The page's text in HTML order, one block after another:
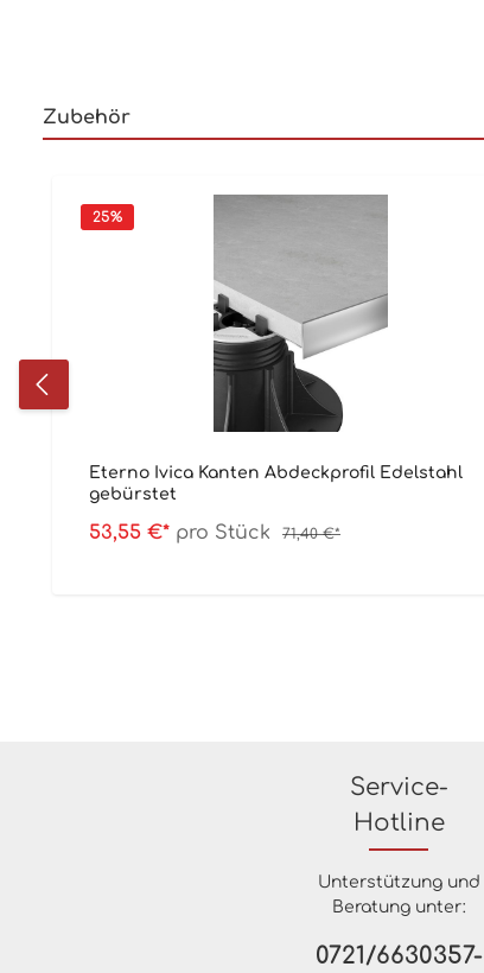
Zubehör
25%
Eterno Ivica Kanten Abdeckprofil Edelstahl
gebürstet
53,55 €* pro Stück 71,40 €*
Service-
Hotline
Unterstützung und
Beratung unter:
0721/6630357-